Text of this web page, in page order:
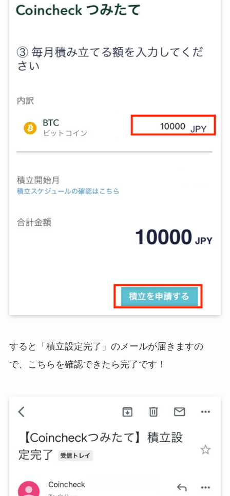
すると「積立設定完了」のメールが届きますの
で、こちらを確認できたら完了です！